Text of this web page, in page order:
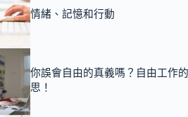
情緒、記憶和行動
你誤會自由的真義嗎？自由工作
思！